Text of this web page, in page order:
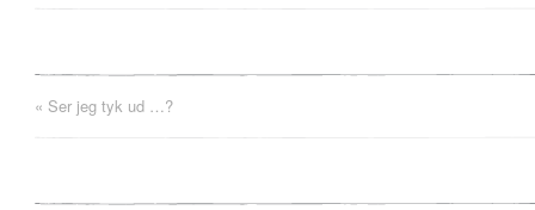
« Ser jeg tyk ud …?